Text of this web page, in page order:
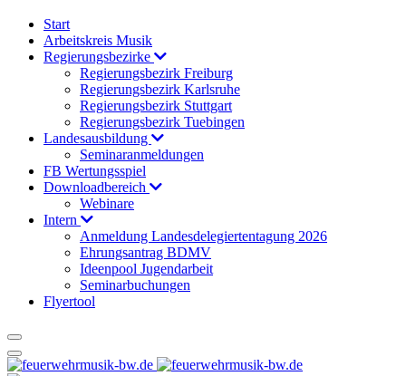
Start
Arbeitskreis Musik
Regierungsbezirke
Regierungsbezirk Freiburg
Regierungsbezirk Karlsruhe
Regierungsbezirk Stuttgart
Regierungsbezirk Tuebingen
Landesausbildung
Seminaranmeldungen
FB Wertungsspiel
Downloadbereich
Webinare
Intern
Anmeldung Landesdelegiertentagung 2026
Ehrungsantrag BDMV
Ideenpool Jugendarbeit
Seminarbuchungen
Flyertool